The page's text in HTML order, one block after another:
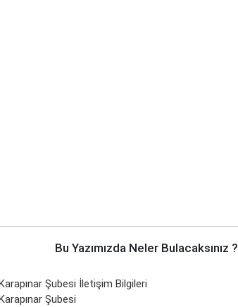
Bu Yazımızda Neler Bulacaksınız ?
Şubesi İletişim Bilgileri
Şubesi